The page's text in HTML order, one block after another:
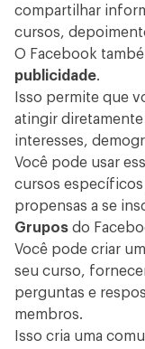
compartilhar
cursos,
O Facebook
publicidade.
Isso permite que
atingir
interesses,
Você pode usar
cursos específicos
propensas a se
Grupos do
Você pode criar
seu curso,
perguntas e
membros.
Isso cria uma